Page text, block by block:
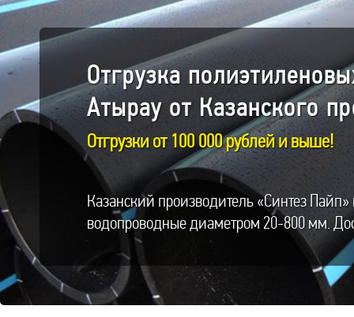
Отгрузка
Атырау от Казанского
Отгрузки от 100 000 рублей и выше!
Казанский производитель «Синтез
водопроводные диаметром 20-800 мм.